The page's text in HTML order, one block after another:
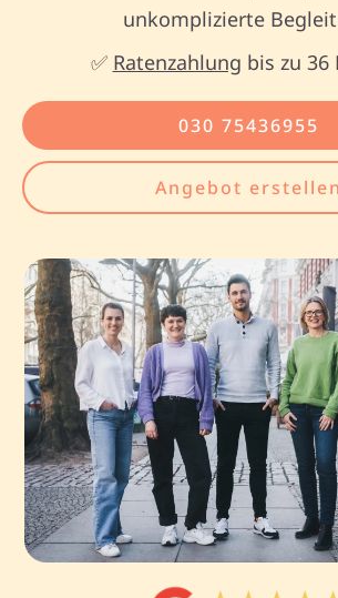
unkomplizierte
✅ Ratenzahlung bis zu 36
030 75436955
Angebot erstellen